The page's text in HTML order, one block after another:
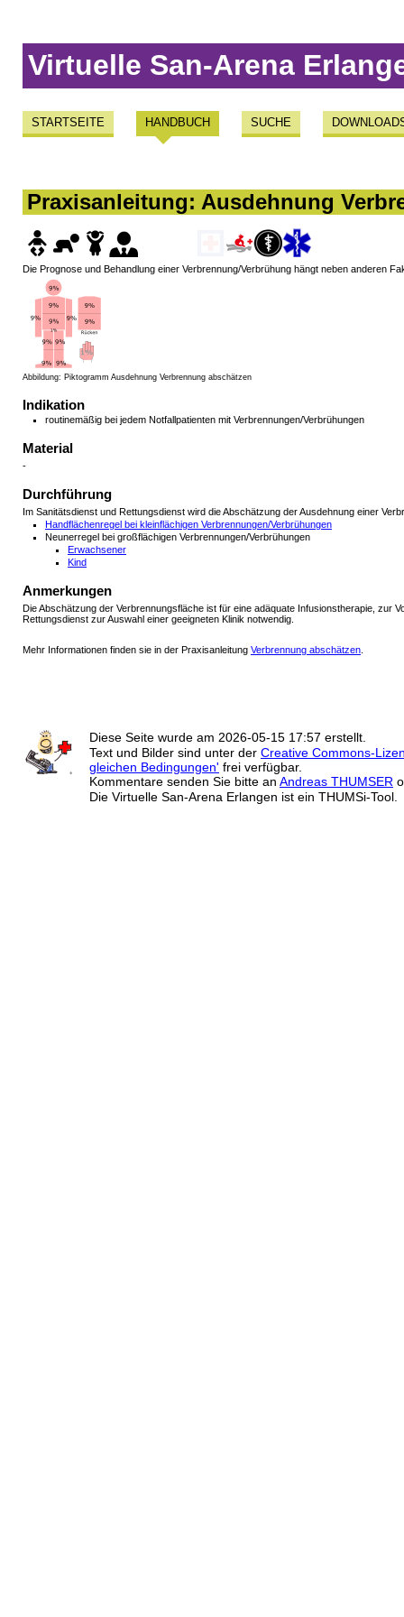
Virtuelle San-Arena
STARTSEITE HANDBUCH SUCHE
Praxisanleitung: Ausdehnung
Die Prognose und Behandlung einer Verbrennung/Verbrühung hängt neben anderen
Abbildung: Piktogramm Ausdehnung Verbrennung abschätzen
Indikation
routinemäßig bei jedem Notfallpatienten mit Verbrennungen/Verbrühungen
Material
-
Durchführung
Im Sanitätsdienst und Rettungsdienst wird die Abschätzung der Ausdehnung einer
Handflächenregel bei kleinflächigen Verbrennungen/Verbrühungen
Neunerregel bei großflächigen Verbrennungen/Verbrühungen
Erwachsener
Kind
Anmerkungen
Die Abschätzung der Verbrennungsfläche ist für eine adäquate Infusionstherapie, zur
Rettungsdienst zur Auswahl einer geeigneten Klinik notwendig.
Mehr Informationen finden sie in der Praxisanleitung Verbrennung abschätzen
Diese Seite wurde am 2026-05-15 17:57 erstellt.
Text und Bilder sind unter der Creative Commons-
gleichen Bedingungen' frei verfügbar.
Kommentare senden Sie bitte an Andreas THUMSER
Die Virtuelle San-Arena Erlangen ist ein THUMSi-Tool.